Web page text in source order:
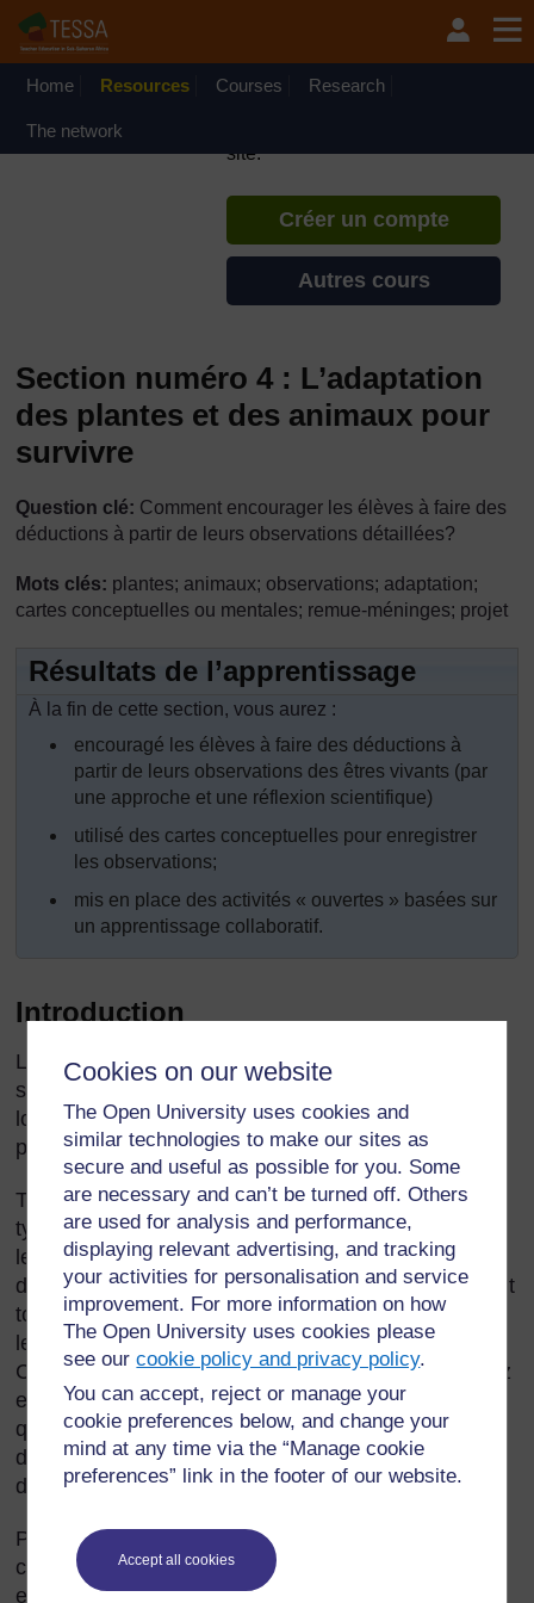
Cookies on our website
The Open University uses cookies and
similar technologies to make our sites as
secure and useful as possible for you. Some
are necessary and can’t be turned off. Others
are used for analysis and performance,
displaying relevant advertising, and tracking
your activities for personalisation and service
improvement. For more information on how
The Open University uses cookies please
see ourcookie policy and privacy policy.
You can accept, reject or manage your
cookie preferences below, and change your
mind at any time via the “Manage cookie
preferences” link in the footer of our website.
Accept all cookies
Home Resources Courses Research
The network
TESSA - Français - Afrique
Si vous créez un compte, vous
site.
Créer un compte
Autres cours
Section numéro 4 : L’adaptation
des plantes et des animaux pour
survivre
Question clé: Comment encourager les élèves à faire des
déductions à partir de leurs observations détaillées?
Mots clés: plantes; animaux; observations; adaptation;
cartes conceptuelles ou mentales; remue-méninges; projet
Résultats de l’apprentissage
À la fin de cette section, vous aurez :
encouragé les élèves à faire des déductions à
partir de leurs observations des êtres vivants (par
une approche et une réflexion scientifique)
utilisé des cartes conceptuelles pour enregistrer
les observations;
mis en place des activités « ouvertes » basées sur
un apprentissage collaboratif.
Introduction
L’une des principales méthodes de travail des
scientifiques est d’arriver à faire des déductions
logiques à partir de données et d’observations
précises.
Trop souvent, les enseignants ne favorisent pas ce
type d’approche, car ils se contentent d’énoncer à
leurs élèves des faits indiscutables qu’ils leur
demandent de mémoriser (et que les élèves oublient
tout aussi souvent). Aussi devons-nous encourager
les élèves à trouver les solutions par eux-mêmes.
Cette section porte sur la manière dont vous pouvez
encourager les élèves à s'interroger (se poser des
questions) sur les observations qu’ils ont faites afin
de parvenir par eux-mêmes à élaborer des
déductions logiques.
Pour traiter ce sujet, nous avons choisi de nous
concentrer sur l’adaptation des animaux à la survie
et au déplacement.